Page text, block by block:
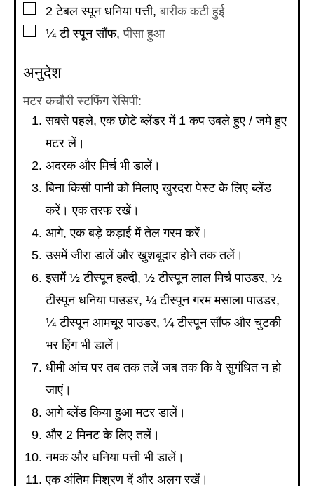
▢
2 टेबल स्पून धनिया पत्ती,बारीक कटी हुई
▢
¼ टी स्पून सौंफ,पीसा हुआ
अनुदेश
मटर कचौरी स्टफिंग रेसिपी:
सबसे पहले, एक छोटे ब्लेंडर में 1 कप उबले हुए / जमे हुए
मटर लें।
अदरक और मिर्च भी डालें।
बिना किसी पानी को मिलाए खुरदरा पेस्ट के लिए ब्लेंड
करें। एक तरफ रखें।
आगे, एक बड़े कड़ाई में तेल गरम करें।
उसमें जीरा डालें और खुशबूदार होने तक तलें।
इसमें ½ टीस्पून हल्दी, ½ टीस्पून लाल मिर्च पाउडर, ½
टीस्पून धनिया पाउडर, ¼ टीस्पून गरम मसाला पाउडर,
¼ टीस्पून आमचूर पाउडर, ¼ टीस्पून सौंफ और चुटकी
भर हिंग भी डालें।
धीमी आंच पर तब तक तलें जब तक कि वे सुगंधित न हो
जाएं।
आगे ब्लेंड किया हुआ मटर डालें।
और 2 मिनट के लिए तलें।
नमक और धनिया पत्ती भी डालें।
एक अंतिम मिश्रण दें और अलग रखें।